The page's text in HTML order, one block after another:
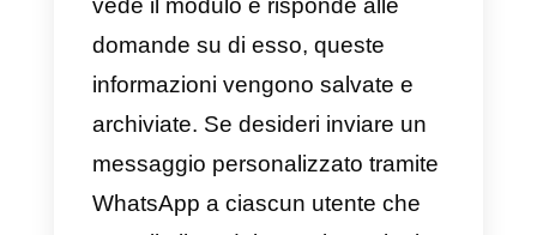
Callbell, che conterrà tutte le
informazioni raccolte nel form.
2) Invia automaticamente un
messaggio WhatsApp agli